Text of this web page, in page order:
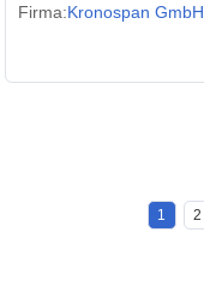
Firma:Kronospan GmbH
1 2